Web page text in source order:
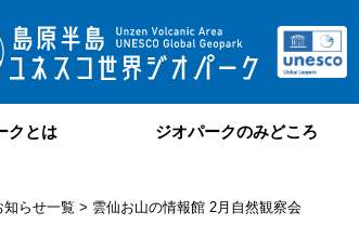
クとは ジオパークのみどころ
知らせ一覧 > 雲仙お山の情報館 2月自然観察会